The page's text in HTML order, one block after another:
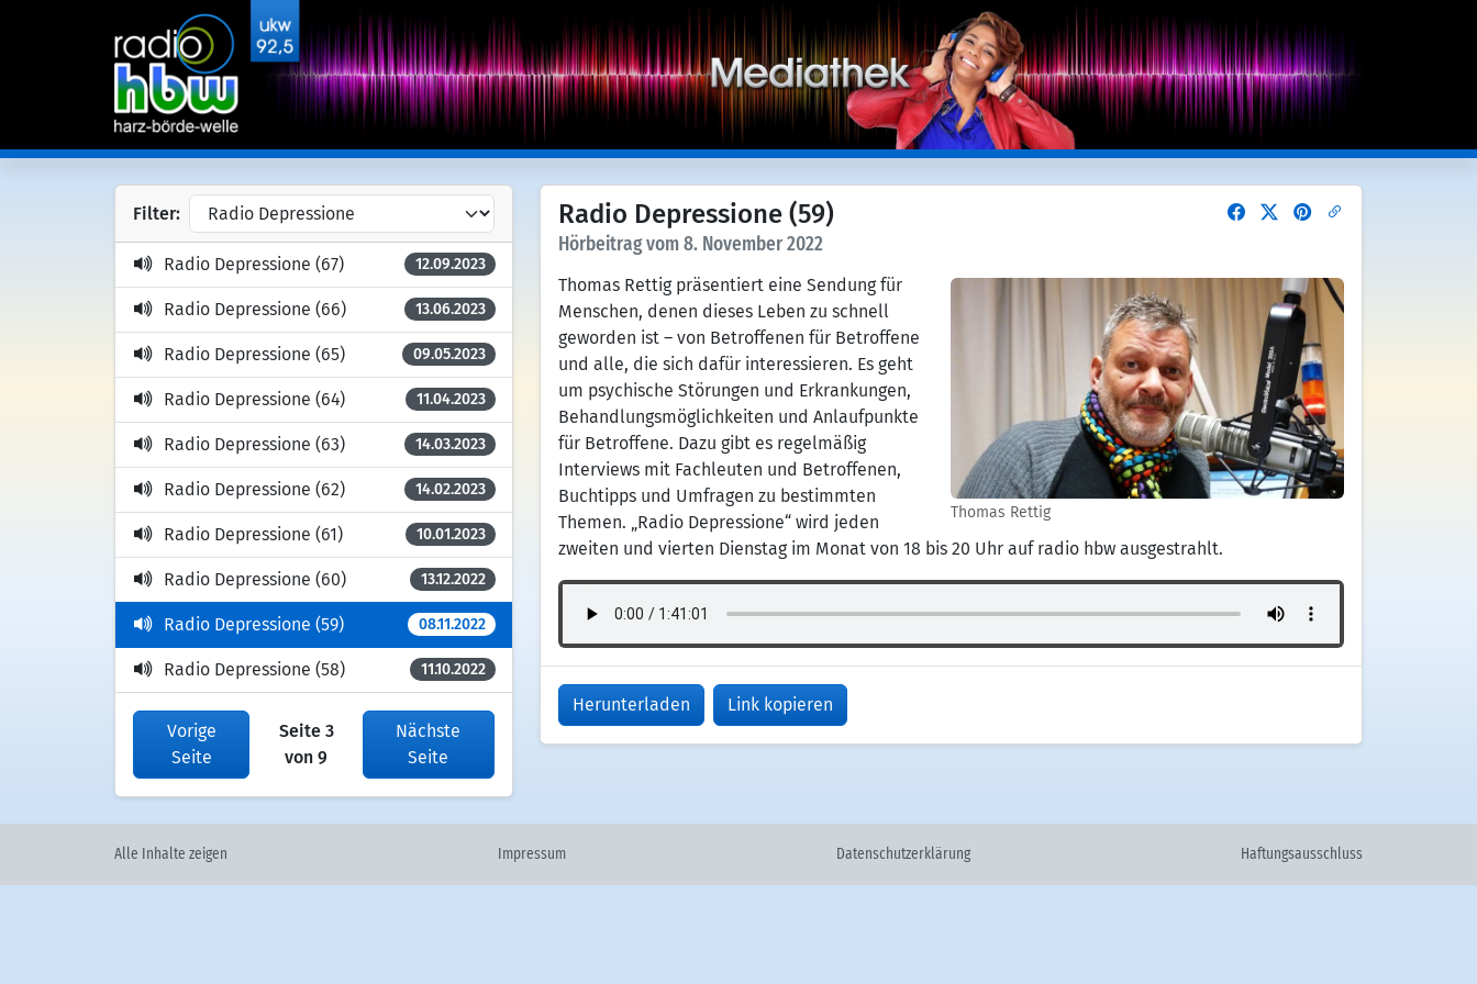
Radio Depressione (59)
Hörbeitrag vom 8. November 2022
Thomas Rettig
Thomas Rettig präsentiert eine Sendung für
Menschen, denen dieses Leben zu schnell
geworden ist – von Betroffenen für Betroffene
und alle, die sich dafür interessieren. Es geht
um psychische Störungen und Erkrankungen,
Behandlungsmöglichkeiten und Anlaufpunkte
für Betroffene. Dazu gibt es regelmäßig
Interviews mit Fachleuten und Betroffenen,
Buchtipps und Umfragen zu bestimmten
Themen. „Radio Depressione“ wird jeden
zweiten und vierten Dienstag im Monat von 18 bis 20 Uhr auf radio hbw ausgestrahlt.
Herunterladen Link kopieren
Filter:
Radio Depressione (67) 12.09.2023
Radio Depressione (66) 13.06.2023
Radio Depressione (65) 09.05.2023
Radio Depressione (64) 11.04.2023
Radio Depressione (63) 14.03.2023
Radio Depressione (62) 14.02.2023
Radio Depressione (61) 10.01.2023
Radio Depressione (60) 13.12.2022
Radio Depressione (59) 08.11.2022
Radio Depressione (58) 11.10.2022
Vorige
Seite
Seite 3
von 9
Nächste
Seite
Alle Inhalte zeigen Impressum Datenschutzerklärung Haftungsausschluss